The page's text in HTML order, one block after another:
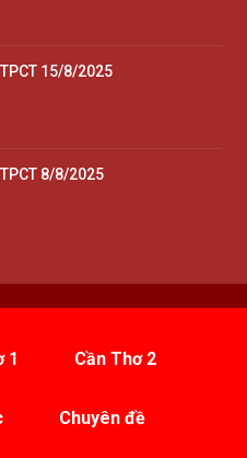
15/8/2025
8/8/2025
1 Cần Thơ 2
Chuyên đề